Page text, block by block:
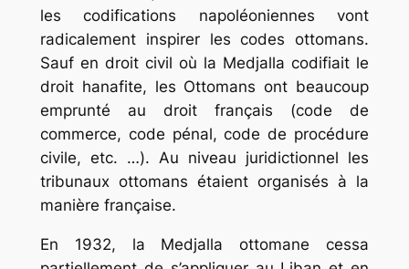
les codifications napoléoniennes vont
radicalement inspirer les codes ottomans.
Sauf en droit civil où la Medjalla codifiait le
droit hanafite, les Ottomans ont beaucoup
emprunté au droit français (code de
commerce, code pénal, code de procédure
civile, etc. …). Au niveau juridictionnel les
tribunaux ottomans étaient organisés à la
manière française.
En 1932, la Medjalla ottomane cessa